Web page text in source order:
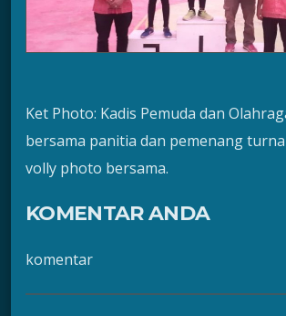
Ket Photo: Kadis Pemuda dan
bersama panitia dan pemenang
volly photo bersama.
KOMENTAR ANDA
komentar